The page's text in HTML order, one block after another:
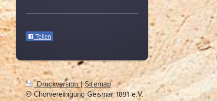
Teilen
Druckversion| Sitemap
© Chorvereinigung Geismar 1891 e.V.